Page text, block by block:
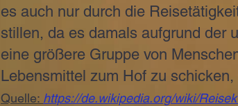
es auch nur durch die
stillen, da es damals aufgrund der
eine größere Gruppe von
Lebensmittel zum Hof zu
Quelle: https://de.wikipedia.org/wiki/